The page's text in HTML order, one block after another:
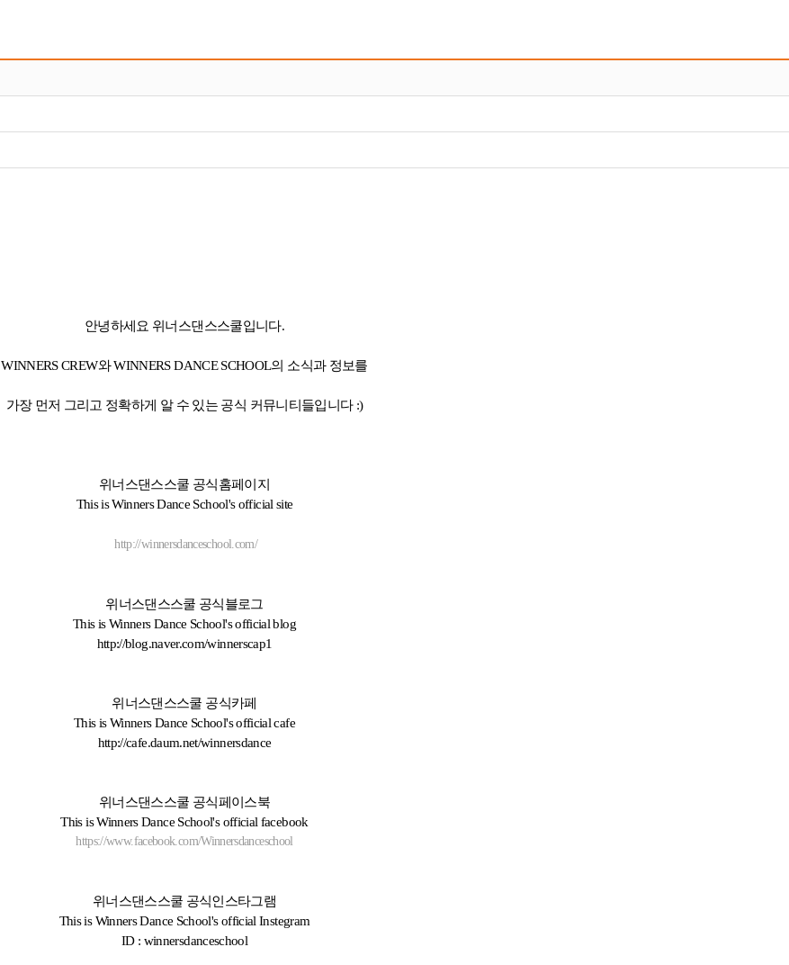
안녕하세요 위너스댄스스쿨입니다.​
WINNERS CREW와 WINNERSDANCE SCHOOL의 소식과 정보를
가장 먼저 그리고 정확하게 알 수 있는 공식 커뮤니티들입니다 :)
위너스댄스스쿨 공식홈페이지
This is Winners Dance School's official site
http://winnersdanceschool.com/
위너스댄스스쿨 공식블로그
This is Winners Dance School's official blog
http://blog.naver.com/winnerscap1
위너스댄스스쿨 공식카페
This is Winners Dance School's official cafe
http://cafe.daum.net/winnersdance
위너스댄스스쿨 공식페이스북
This is Winners Dance School's official facebook
https://www.facebook.com/Winnersdanceschool
위너스댄스스쿨 공식인스타그램
This is Winners Dance School's official Instegram
ID : winnersdanceschool